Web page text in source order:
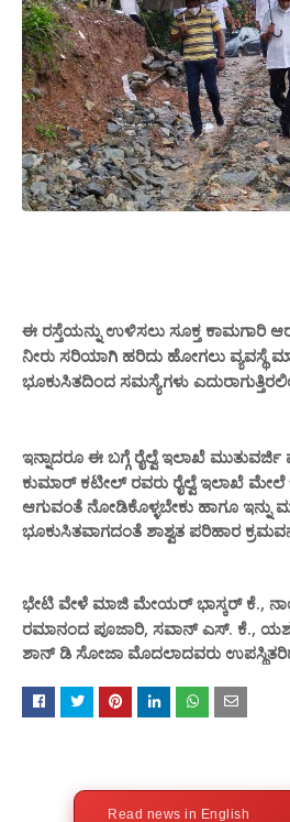
ಈ ರಸ್ತೆಯನ್ನು ಉಳಿಸಲು ಸೂಕ್ತ ಕಾಮಗಾರಿ
ನೀರು ಸರಿಯಾಗಿ ಹರಿದು ಹೋಗಲು ವ್ಯವಸ್ಥೆ
ಭೂಕುಸಿತದಿಂದ ಸಮಸ್ಯೆಗಳು
ಇನ್ನಾದರೂ ಈ ಬಗ್ಗೆ ರೈಲ್ವೆ ಇಲಾಖೆ
ಕುಮಾರ್ ಕಟೀಲ್ ರವರು ರೈಲ್ವೆ ಇಲಾಖೆ
ಆಗುವಂತೆ ನೋಡಿಕೊಳ್ಳಬೇಕು ಹಾಗೂ ಇನ್ನು
ಭೂಕುಸಿತವಾಗದಂತೆ ಶಾಶ್ವತ ಪರಿಹಾರ
ಭೇಟಿ ವೇಳೆ ಮಾಜಿ ಮೇಯರ್ ಭಾಸ್ಕರ್ ಕೆ.,
ರಮಾನಂದ ಪೂಜಾರಿ, ಸವಾನ್ ಎಸ್. ಕೆ.,
ಶಾನ್ ಡಿ ಸೋಜಾ ಮೊದಲಾದವರು
Read news in English